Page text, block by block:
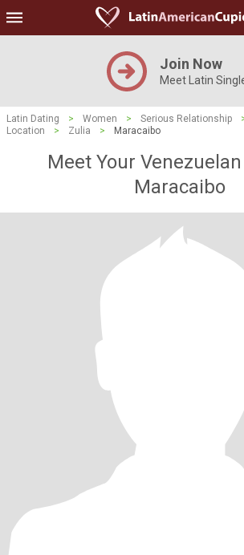
Join Now
Meet Latin
Latin Dating > Women > Serious Relationship
Location
> Zulia > Maracaibo
Meet Your
Maracaibo